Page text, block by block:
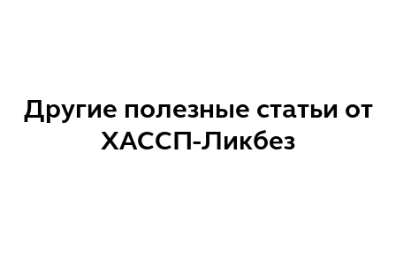
Другие полезные статьи от
ХАССП-Ликбез